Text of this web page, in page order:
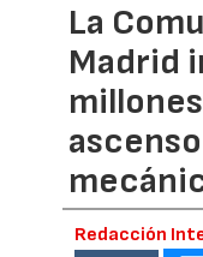
La
Madrid
Redacción